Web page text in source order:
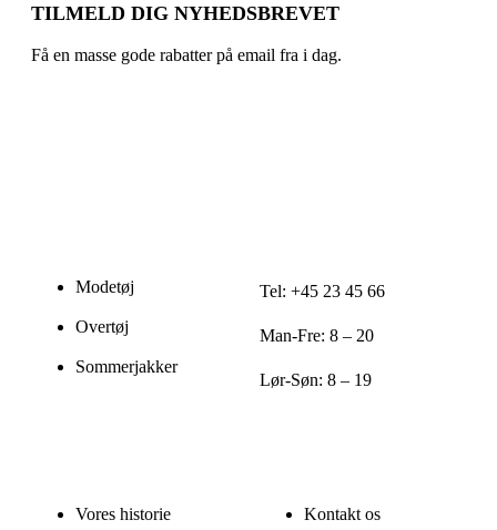
TILMELD DIG NYHEDSBREVET
Få en masse gode rabatter på email fra i dag.
Tel: +45 23 45 66
Man-Fre: 8 – 20
Lør-Søn: 8 – 19
Vores historie Kontakt os
Modetøj
Overtøj
Sommerjakker